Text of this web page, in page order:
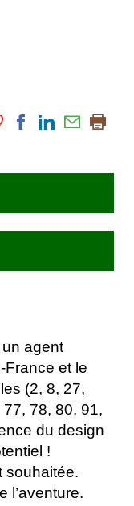
agent
France et le
(2, 8, 27,
78, 80, 91,
du design
!
souhaitée.
l’aventure.